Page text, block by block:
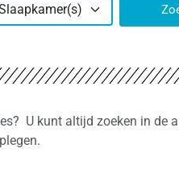
U kunt altijd zoeken in de